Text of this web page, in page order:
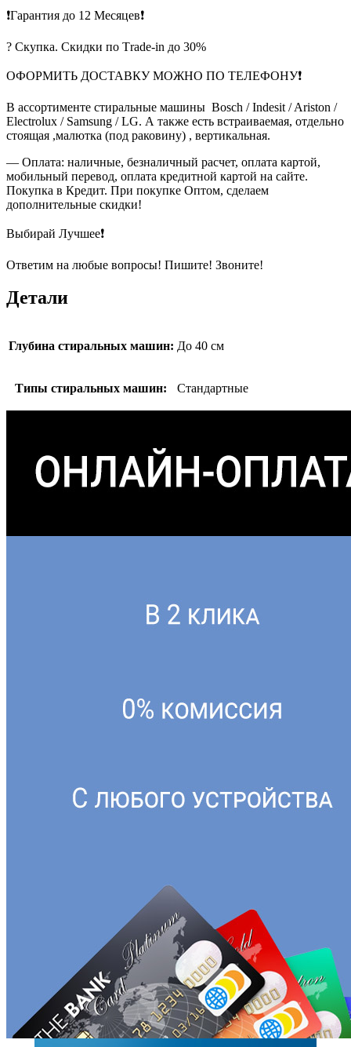
❗Гарантия до 12 Месяцев❗
? Скупка. Скидки по Тrade-in до 30%
ОФОРМИТЬ ДОСТАВКУ МОЖНО ПО ТЕЛЕФОНУ❗
В ассортименте стиральные машины Bosch / Indesit / Ariston /
Electrolux / Samsung / LG. А также есть встраиваемая, отдельно
стоящая ,малютка (под раковину) , вертикальная.
— Оплата: наличные, безналичный расчет, оплата картой,
мобильный перевод, оплата кредитной картой на сайте.
Покупка в Кредит. При покупке Оптом, сделаем
дополнительные скидки!
Выбирай Лучшее❗
Ответим на любые вопросы! Пишите! Звоните!
Детали
Глубина стиральных машин: До 40 см
Типы стиральных машин: Стандартные